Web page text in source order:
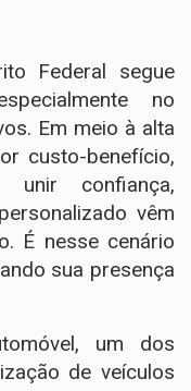
Federal segue
no
Em meio à alta
custo-benefício,
unir confiança,
vêm
É nesse cenário
sua presença
um dos
de veículos